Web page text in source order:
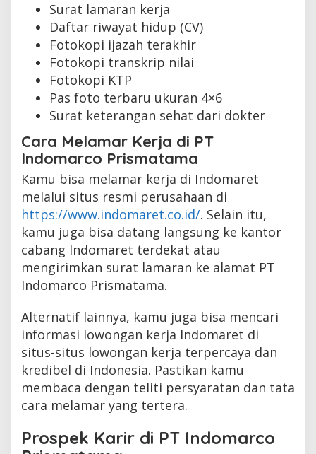
Surat lamaran kerja
Daftar riwayat hidup (CV)
Fotokopi ijazah terakhir
Fotokopi transkrip nilai
Fotokopi KTP
Pas foto terbaru ukuran 4×6
Surat keterangan sehat dari dokter
Cara Melamar Kerja di PT
Indomarco Prismatama
Kamu bisa melamar kerja di Indomaret
melalui situs resmi perusahaan di
https://www.indomaret.co.id/. Selain itu,
kamu juga bisa datang langsung ke kantor
cabang Indomaret terdekat atau
mengirimkan surat lamaran ke alamat PT
Indomarco Prismatama.
Alternatif lainnya, kamu juga bisa mencari
informasi lowongan kerja Indomaret di
situs-situs lowongan kerja terpercaya dan
kredibel di Indonesia. Pastikan kamu
membaca dengan teliti persyaratan dan tata
cara melamar yang tertera.
Prospek Karir di PT Indomarco